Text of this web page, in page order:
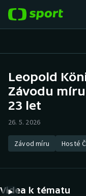
Hokej
Atletika
DALŠÍ SPORTY
Leopold
Závodu
23 let
26. 5. 2026
Závod míru Hosté
Videa k tématu